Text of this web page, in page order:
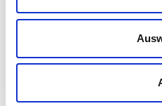
Im Rahmen des